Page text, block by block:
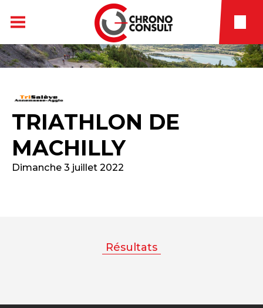
TRIATHLON DE
MACHILLY
Dimanche 3 juillet 2022
Résultats